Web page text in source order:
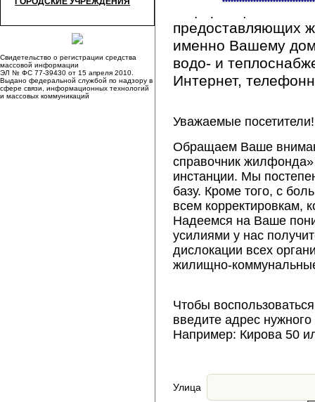
Свидетельство о регистрации средства
массовой информации
ЭЛ № ФС 77-39430 от 15 апреля 2010.
Выдано федеральной службой по надзору в
сфере связи, информационных технологий
и массовых коммуникаций
предоставляющих
именно Вашему
водо- и
Интернет,
Уважаемые посетители!
Обращаем Ваше
справочник
инстанции. Мы
базу. Кроме того, с
всем корректировкам,
Надеемся на Ваше
усилиями у нас
дислокации всех
жилищно-
Чтобы
введите адрес
Например: Кирова 50
Улица